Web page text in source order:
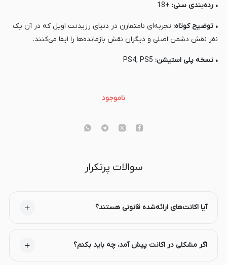
• رده‌بندی سنی:+18
• توضیح کوتاه: تجربه‌ای نامتقارن در دنیای رزیدنت اویل که در آن یک
نفر نقش دشمن اصلی و دیگران نقش بازمانده‌ها را ایفا می‌کنند.
• نسخه پلی استیشن:PS4, PS5
ناموجود
سوالات پرتکرار
آیا اکانت‌های ارائه‌شده قانونی هستند؟
اگر مشکلی در اکانت پیش آمد، چه باید بکنم؟